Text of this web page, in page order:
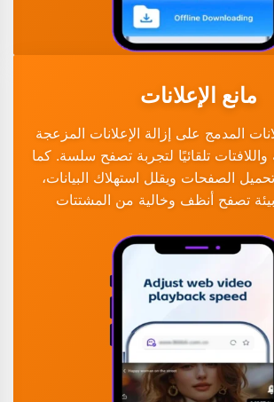
مانع الإعلانات
المدمج على إزالة الإعلانات المزعجة
واللافتات تلقائيًا لتجربة تصفح سلسة. كما
الصفحات ويقلل استهلاك البيانات،